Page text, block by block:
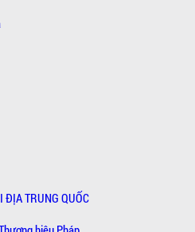
ĐỊA TRUNG QUỐC